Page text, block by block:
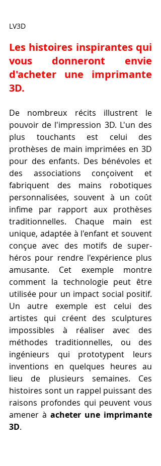
LV3D
Les histoires inspirantes qui
vous donneront envie
d'acheter une imprimante
3D.
De nombreux récits illustrent le
pouvoir de l'impression 3D. L'un des
plus touchants est celui des
prothèses de main imprimées en 3D
pour des enfants. Des bénévoles et
des associations conçoivent et
fabriquent des mains robotiques
personnalisées, souvent à un coût
infime par rapport aux prothèses
traditionnelles. Chaque main est
unique, adaptée à l'enfant et souvent
conçue avec des motifs de super-
héros pour rendre l'expérience plus
amusante. Cet exemple montre
comment la technologie peut être
utilisée pour un impact social positif.
Un autre exemple est celui des
artistes qui créent des sculptures
impossibles à réaliser avec des
méthodes traditionnelles, ou des
ingénieurs qui prototypent leurs
inventions en quelques heures au
lieu de plusieurs semaines. Ces
histoires sont un rappel puissant des
raisons profondes qui peuvent vous
amener à acheter une imprimante
3D.